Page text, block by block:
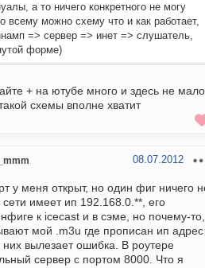
а то ничего конкретного не могу
всему можно схему что и как работает,
=> сервер => инет => слушатель,
форме)
+ на ютубе много и здесь не
схемы вполне хватит
08.07.2012
у меня открыт, но один фиг ничего
сети имеет ип 192.168.0.**, его
к icecast и в сэме, но почему-то,
мой .m3u где прописан ип адрес
них вылезает ошибка. В роутере
сервер с портом 8000. Что я